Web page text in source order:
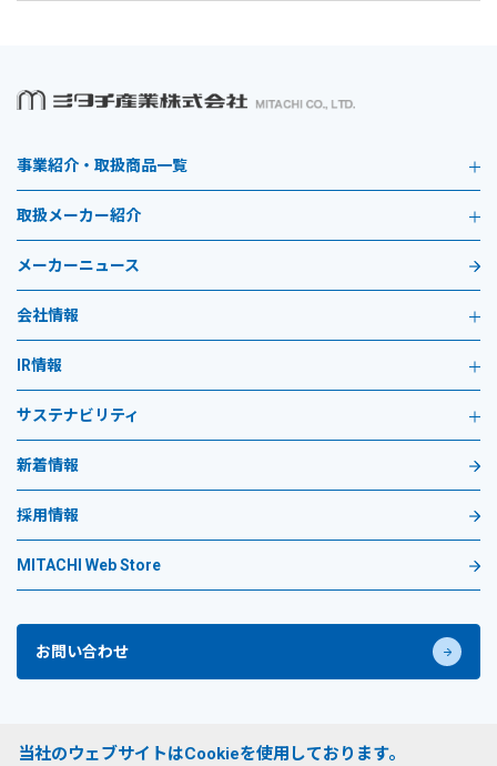
事業紹介・取扱商品一覧
取扱メーカー紹介
メーカーニュース
会社情報
IR情報
サステナビリティ
新着情報
採用情報
MITACHI Web Store
お問い合わせ
当社のウェブサイトはCookieを使用しております。